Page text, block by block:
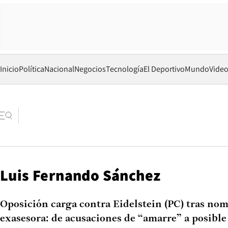
InicioPolíticaNacionalNegociosTecnologíaEl DeportivoMundo
Luis Fernando Sánchez
Oposición carga contra Eidelstein (PC) tras
exasesora: de acusaciones de “amarre” a